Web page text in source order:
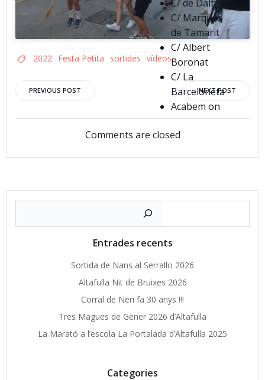
C/ de Dalt
C/ Marqués
de Tamarit
C/ Albert
Boronat
C/ La
Barceloneta
Acabem on
vam
començar, a
2022 Festa Petita sortides vídeos
Post
navigation
PREVIOUS POST
Post
navigation
NEXT POST
Comments are closed
Entrades recents
Sortida de Nans al Serrallo 2026
Altafulla Nit de Bruixes 2026
Corral de Neri fa 30 anys !!!
Tres Magues de Gener 2026 d’Altafulla
La Marató a l’escola La Portalada d’Altafulla 2025
Categories